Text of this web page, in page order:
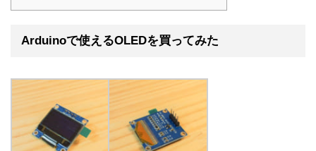
Arduinoで使えるOLEDを買ってみた